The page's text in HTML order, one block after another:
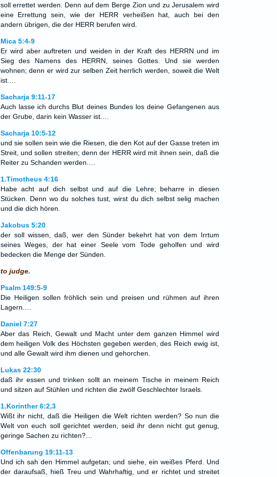
soll errettet werden. Denn auf dem Berge Zion und zu Jerusalem wird
eine Errettung sein, wie der HERR verheißen hat, auch bei den
andern übrigen, die der HERR berufen wird.
Mica 5:4-9
Er wird aber auftreten und weiden in der Kraft des HERRN und im
Sieg des Namens des HERRN, seines Gottes. Und sie werden
wohnen; denn er wird zur selben Zeit herrlich werden, soweit die Welt
ist.…
Sacharja 9:11-17
Auch lasse ich durchs Blut deines Bundes los deine Gefangenen aus
der Grube, darin kein Wasser ist.…
Sacharja 10:5-12
und sie sollen sein wie die Riesen, die den Kot auf der Gasse treten im
Streit, und sollen streiten; denn der HERR wird mit ihnen sein, daß die
Reiter zu Schanden werden.…
1.Timotheus 4:16
Habe acht auf dich selbst und auf die Lehre; beharre in diesen
Stücken. Denn wo du solches tust, wirst du dich selbst selig machen
und die dich hören.
Jakobus 5:20
der soll wissen, daß, wer den Sünder bekehrt hat von dem Irrtum
seines Weges, der hat einer Seele vom Tode geholfen und wird
bedecken die Menge der Sünden.
to judge.
Psalm 149:5-9
Die Heiligen sollen fröhlich sein und preisen und rühmen auf ihren
Lagern.…
Daniel 7:27
Aber das Reich, Gewalt und Macht unter dem ganzen Himmel wird
dem heiligen Volk des Höchsten gegeben werden, des Reich ewig ist,
und alle Gewalt wird ihm dienen und gehorchen.
Lukas 22:30
daß ihr essen und trinken sollt an meinem Tische in meinem Reich
und sitzen auf Stühlen und richten die zwölf Geschlechter Israels.
1.Korinther 6:2,3
Wißt ihr nicht, daß die Heiligen die Welt richten werden? So nun die
Welt von euch soll gerichtet werden, seid ihr denn nicht gut genug,
geringe Sachen zu richten?…
Offenbarung 19:11-13
Und ich sah den Himmel aufgetan; und siehe, ein weißes Pferd. Und
der daraufsaß, hieß Treu und Wahrhaftig, und er richtet und streitet